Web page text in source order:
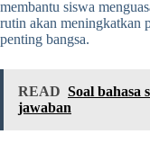
membantu siswa
rutin akan meningkatkan
penting bangsa.
READ Soal bahasa
jawaban